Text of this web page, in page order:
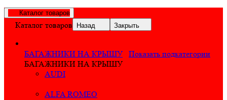
Каталог товаров
Каталог товаров Назад Закрыть
БАГАЖНИКИ НА КРЫШУ
Показать подкатегории
БАГАЖНИКИ НА КРЫШУ
AUDI
ALFA ROMEO